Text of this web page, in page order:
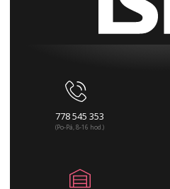
778 545 353
(Po-Pá, 8-16 hod.)